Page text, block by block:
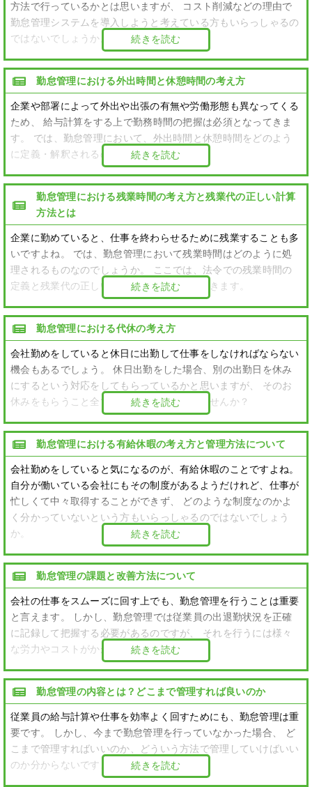
方法で行っているかとは思いますが、 コスト削減などの理由で
勤怠管理システムを導入しようと考えている方もいらっしゃるの
ではないでしょうか。
続きを読む
勤怠管理における外出時間と休憩時間の考え方
企業や部署によって外出や出張の有無や労働形態も異なってくる
ため、 給与計算をする上で勤務時間の把握は必須となってきま
す。 では、勤怠管理において、外出時間と休憩時間をどのよう
に定義・解釈されるのでしょうか？
続きを読む
勤怠管理における残業時間の考え方と残業代の正しい計算
方法とは
企業に勤めていると、仕事を終わらせるために残業することも多
いですよね。 では、勤怠管理において残業時間はどのように処
理されるものなのでしょうか。 ここでは、法令での残業時間の
定義と残業代の正しい計算方法を紹介していきます。
続きを読む
勤怠管理における代休の考え方
会社勤めをしていると休日に出勤して仕事をしなければならない
機会もあるでしょう。 休日出勤をした場合、別の出勤日を休み
にするという対応をしてもらっているかと思いますが、 そのお
休みをもらうこと全てを代休だと思っていませんか？
続きを読む
勤怠管理における有給休暇の考え方と管理方法について
会社勤めをしていると気になるのが、有給休暇のことですよね。
自分が働いている会社にもその制度があるようだけれど、仕事が
忙しくて中々取得することができず、 どのような制度なのかよ
く分かっていないという方もいらっしゃるのではないでしょう
か。
続きを読む
勤怠管理の課題と改善方法について
会社の仕事をスムーズに回す上でも、勤怠管理を行うことは重要
と言えます。 しかし、勤怠管理では従業員の出退勤状況を正確
に記録して把握する必要があるのですが、 それを行うには様々
な労力やコストがかかります。続きを読む
勤怠管理の内容とは？どこまで管理すれば良いのか
従業員の給与計算や仕事を効率よく回すためにも、勤怠管理は重
要です。 しかし、今まで勤怠管理を行っていなかった場合、 ど
こまで管理すればいいのか、どういう方法で管理していけばいい
のか分からないですよね。
続きを読む